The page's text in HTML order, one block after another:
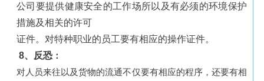
公司要提供健康安全的工作场所以及有必须的环境保护
措施及相关的许可
证件。对特种职业的员工要有相应的操作证件。
8、反恐 ：
对人员来往以及货物的流通不仅要有相应的程序，还要有相